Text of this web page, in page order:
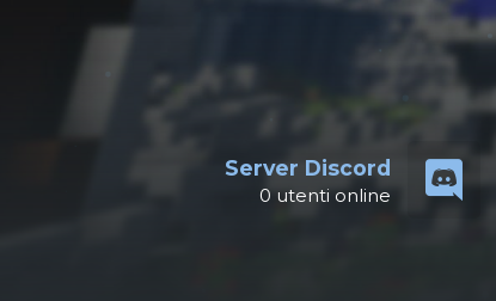
Server Discord
0 utenti online